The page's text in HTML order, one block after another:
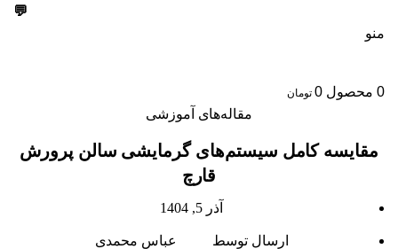
💬
منو
0 محصول 0 تومان
مقاله‌های آموزشی
مقایسه کامل سیستم‌های گرمایشی سالن پرورش
قارچ
آذر 5, 1404
ارسال توسط عباس محمدی